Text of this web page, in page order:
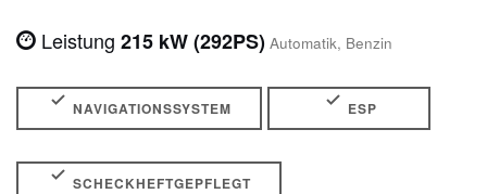
Leistung 215 kW (292PS) Automatik, Benzin
NAVIGATIONSSYSTEM ESP
SCHECKHEFTGEPFLEGT